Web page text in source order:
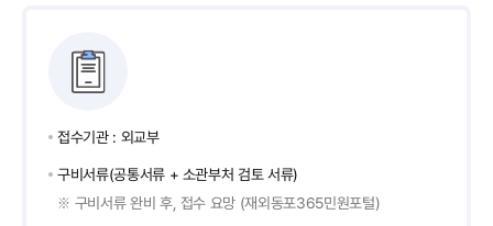
접수기관 : 외교부
구비서류(공통서류 + 소관부처 검토 서류)
※ 구비서류 완비 후, 접수 요망 (재외동포365민원포털)